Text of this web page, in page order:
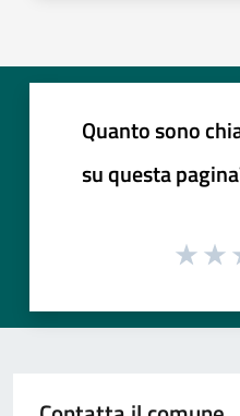
Quanto sono
su questa